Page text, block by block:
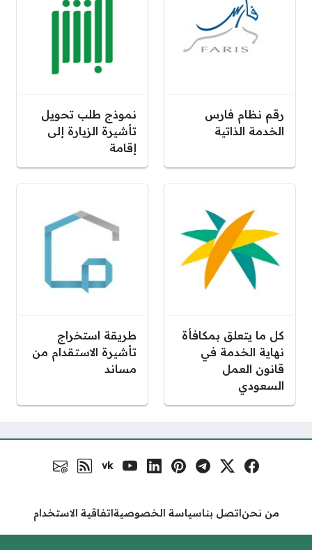
رقم نظام فارس
الخدمة الذاتية
نموذج طلب تحويل
تأشيرة الزيارة إلى
إقامة
كل ما يتعلق بمكافأة
نهاية الخدمة في
قانون العمل
السعودي
طريقة استخراج
تأشيرة الاستقدام من
مساند
مواقع التواصل فيسبوكمنصة إكس
تلغرامبنترستلينكد إنيوتيوبvk
VK.com
رابط RSS البريد
من نحناتصل بناسياسة الخصوصيةاتفاقية الاستخدام